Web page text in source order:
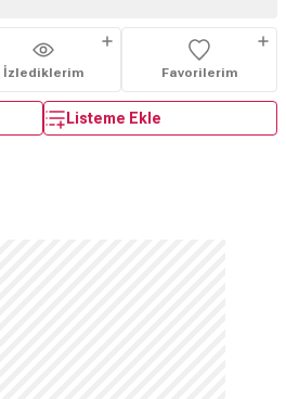
İzlediklerim Favorilerim
Listeme Ekle